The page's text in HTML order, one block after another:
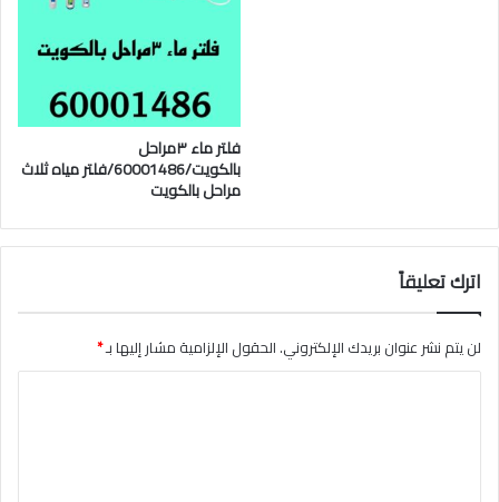
فلتر ماء ٣مراحل
بالكويت/60001486/فلتر مياه ثلاث
مراحل بالكويت
اترك تعليقاً
لن يتم نشر عنوان بريدك الإلكتروني.الحقول الإلزامية مشار إليها بـ*